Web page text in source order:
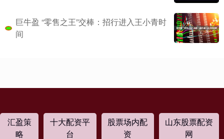
巨牛盈 “零售之王”交棒：招行进入王小青时
间
汇盈策
略
十大配资平
台
股票场内配
资
山东股票配资
网